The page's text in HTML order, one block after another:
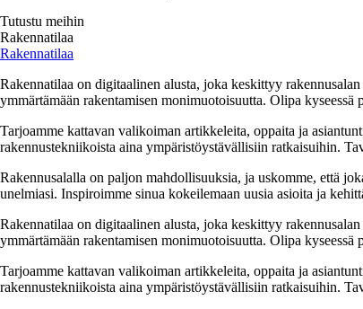
Tutustu meihin
Rakennatilaa
Rakennatilaa
Rakennatilaa on digitaalinen alusta, joka keskittyy
ymmärtämään rakentamisen monimuotoisuutta. Olipa
Tarjoamme kattavan valikoiman artikkeleita, oppaita ja
rakennustekniikoista aina ympäristöystävällisiin ratkaisuihin.
Rakennusalalla on paljon mahdollisuuksia, ja uskomme, että
unelmiasi. Inspiroimme sinua kokeilemaan uusia asioita ja
Rakennatilaa on digitaalinen alusta, joka keskittyy
ymmärtämään rakentamisen monimuotoisuutta. Olipa
Tarjoamme kattavan valikoiman artikkeleita, oppaita ja
rakennustekniikoista aina ympäristöystävällisiin ratkaisuihin.